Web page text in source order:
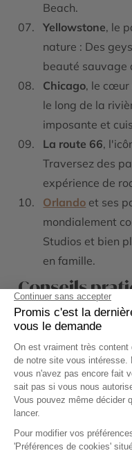
Beach.
Yellowstone, le
nature : Des
beauté sauvage
Chicago, le cœur
le long de la
imposante et
La route 66,
Traversez des
expérience de
Orlando et ses
mondialement
Studios et bien
en famille.
Conseils